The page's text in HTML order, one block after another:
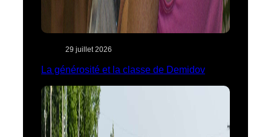
29 juillet 2026
La générosité et la classe de Demidov